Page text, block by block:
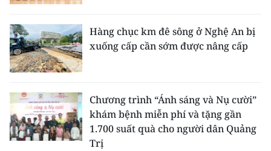
Hàng chục km đê sông ở Nghệ An bị
xuống cấp cần sớm được nâng cấp
Chương trình “Ánh sáng và Nụ cười”
khám bệnh miễn phí và tặng gần
1.700 suất quà cho người dân Quảng
Trị